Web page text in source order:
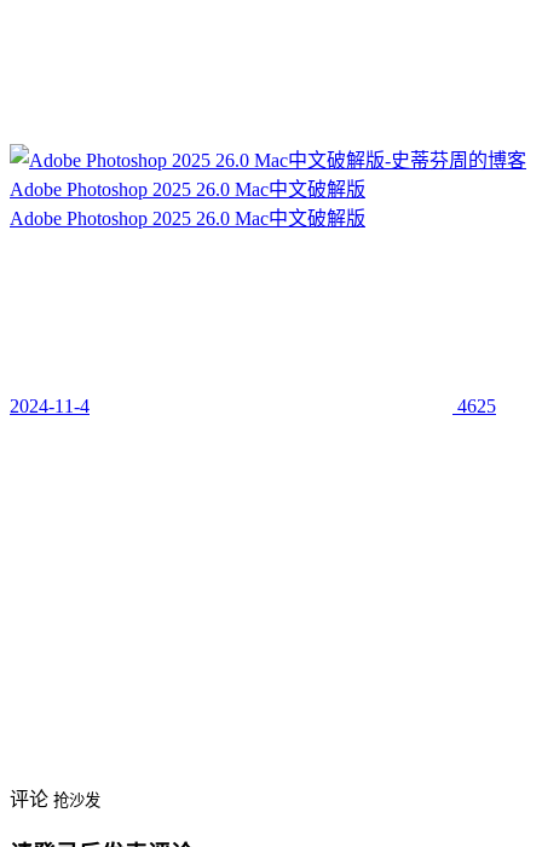
Adobe Photoshop 2025 26.0 Mac中文破解版
Adobe Photoshop 2025 26.0 Mac中文破解版
2024-11-4 4625
评论 抢沙发